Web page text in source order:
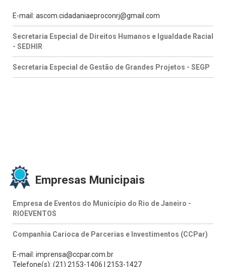
E-mail: ascom.cidadaniaeproconrj@gmail.com
Secretaria Especial de Direitos Humanos e Igualdade Racial
- SEDHIR
Secretaria Especial de Gestão de Grandes Projetos - SEGP
Empresas Municipais
Empresa de Eventos do Município do Rio de Janeiro -
RIOEVENTOS
Companhia Carioca de Parcerias e Investimentos (CCPar)
E-mail: imprensa@ccpar.com.br
Telefone(s): (21) 2153-1406 | 2153-1427